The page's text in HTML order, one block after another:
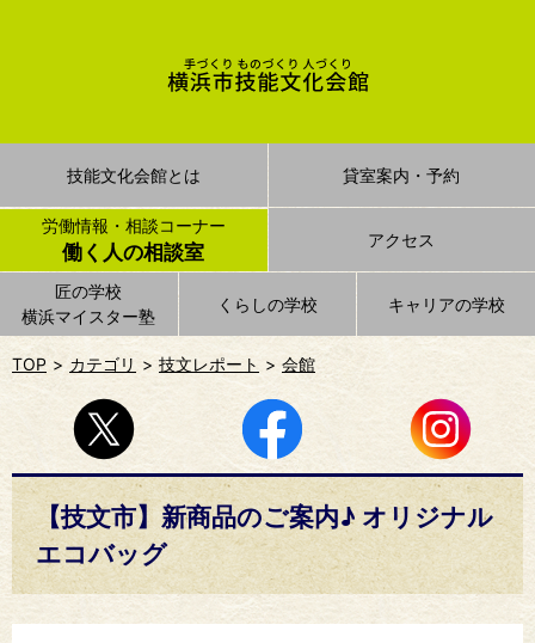
技能文化会館とは 貸室案内・予約
労働情報・相談コーナー
働く人の相談室
匠の学校
横浜マイスター塾
くらしの学校 キャリアの学校
アクセス
TOP カテゴリ 技文レポート 会館
【技文市】新商品のご案内♪ オリジナル
エコバッグ